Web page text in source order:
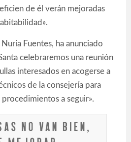
de él verán mejoradas
Fuentes, ha anunciado
celebraremos una reunión
interesados en acogerse a
de la consejería para
a seguir».